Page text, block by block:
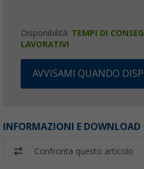
Disponibilità: TEMPI DI
LAVORATIVI
AVVISAMI QUANDO
INFORMAZIONI E DOWNLOAD
Confronta questo articolo